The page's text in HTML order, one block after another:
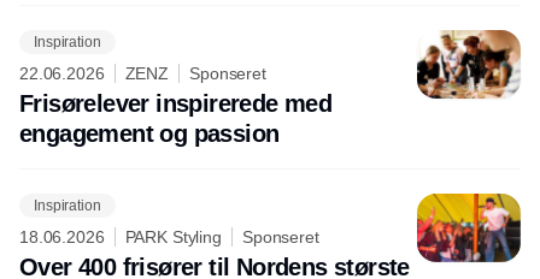
Inspiration
22.06.2026 ZENZ Sponseret
Frisørelever inspirerede med
engagement og passion
Inspiration
18.06.2026 PARK Styling Sponseret
Over 400 frisører til Nordens største